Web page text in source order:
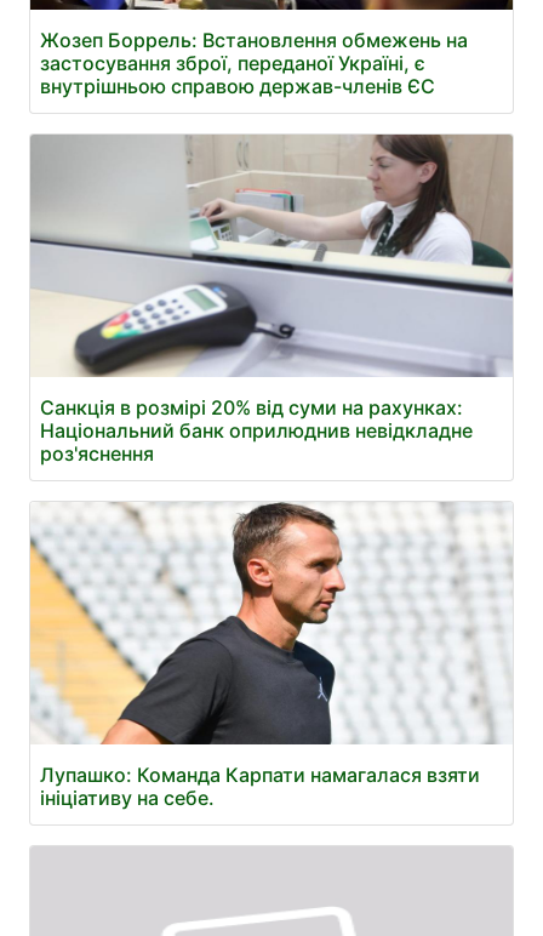
Жозеп Боррель: Встановлення обмежень на
застосування зброї, переданої Україні, є
внутрішньою справою держав-членів ЄС
Санкція в розмірі 20% від суми на рахунках:
Національний банк оприлюднив невідкладне
роз'яснення
Лупашко: Команда Карпати намагалася взяти
ініціативу на себе.